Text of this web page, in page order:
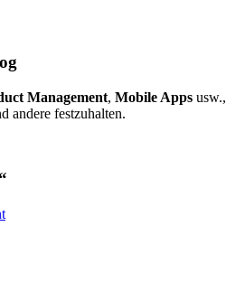
Management, Mobile Apps usw.,
andere festzuhalten.